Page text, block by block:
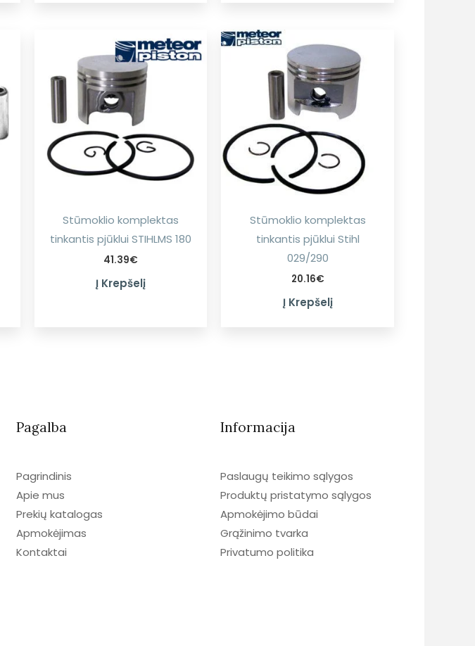
Stūmoklio komplektas
tinkantis pjūklui STIHLMS 180
41.39€
Į Krepšelį
Stūmoklio komplektas
tinkantis pjūklui Stihl
029/290
20.16€
Į Krepšelį
Pagalba
Pagrindinis
Apie mus
Prekių katalogas
Apmokėjimas
Kontaktai
Informacija
Paslaugų teikimo sąlygos
Produktų pristatymo sąlygos
Apmokėjimo būdai
Grąžinimo tvarka
Privatumo politika